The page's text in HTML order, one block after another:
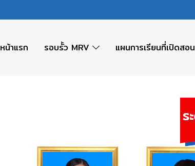
หน้าแรก รอบรั้ว MRV แผนการเรียนที่เปิดสอน